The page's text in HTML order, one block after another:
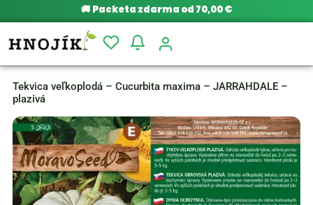
🚚 Packeta zdarma od 70,00 €
Tekvica veľkoplodá – Cucurbita maxima – JARRAHDALE –
plazivá